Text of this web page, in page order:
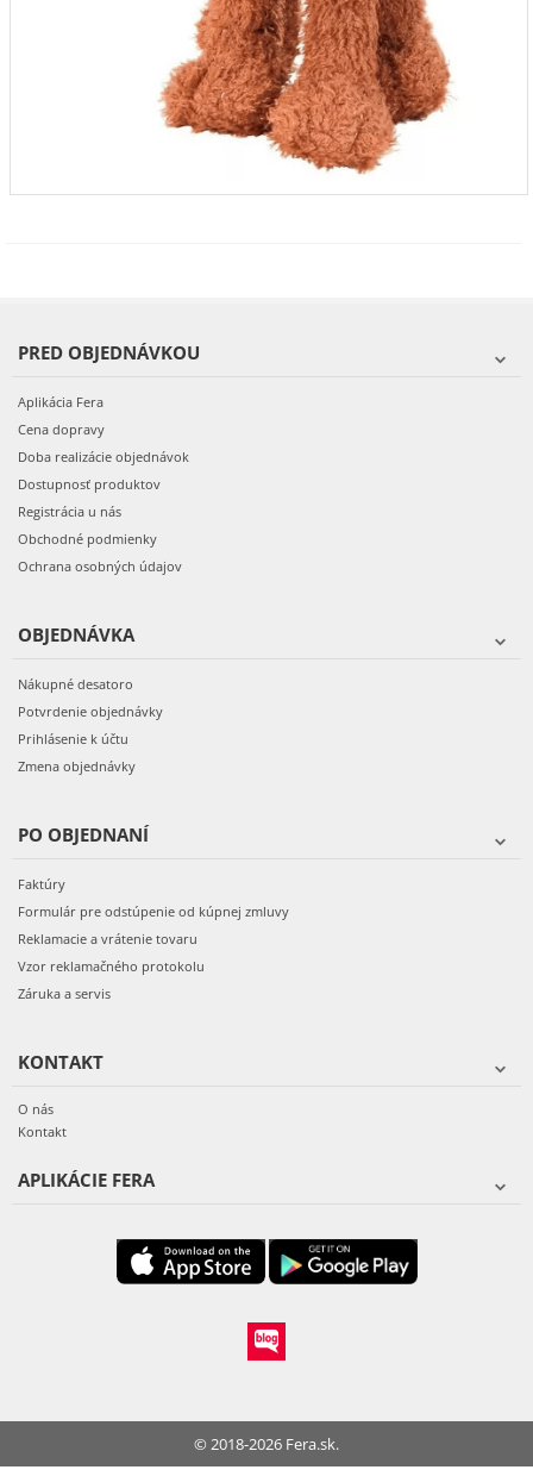
PRED OBJEDNÁVKOU
Aplikácia Fera
Cena dopravy
Doba realizácie objednávok
Dostupnosť produktov
Registrácia u nás
Obchodné podmienky
Ochrana osobných údajov
OBJEDNÁVKA
Nákupné desatoro
Potvrdenie objednávky
Prihlásenie k účtu
Zmena objednávky
PO OBJEDNANÍ
Faktúry
Formulár pre odstúpenie od kúpnej zmluvy
Reklamacie a vrátenie tovaru
Vzor reklamačného protokolu
Záruka a servis
KONTAKT
O nás
Kontakt
APLIKÁCIE FERA
© 2018-2026 Fera.sk.